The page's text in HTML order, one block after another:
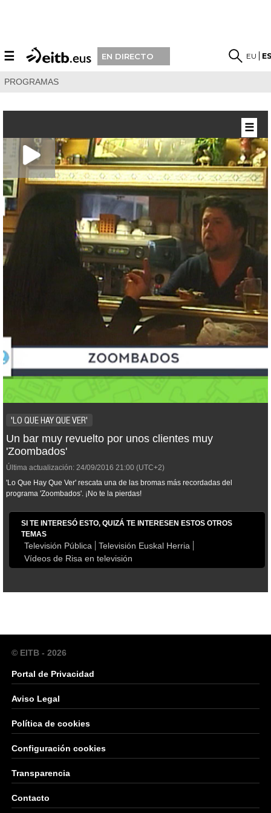
☰ EN DIRECTO EU
PROGRAMAS
'LO QUE HAY QUE VER'
Un bar muy revuelto por unos clientes muy
'Zoombados'
Última actualización: 24/09/2016 21:00 (UTC+2)
'Lo Que Hay Que Ver' rescata una de las bromas más recordadas del
programa 'Zoombados'. ¡No te la pierdas!
SI TE INTERESÓ ESTO, QUIZÁ TE INTERESEN ESTOS OTROS
TEMAS
Televisión Pública
Televisión Euskal Herria
Vídeos de Risa en televisión
☰
© EITB - 2026
Portal de Privacidad
Aviso Legal
Política de cookies
Configuración cookies
Transparencia
Contacto